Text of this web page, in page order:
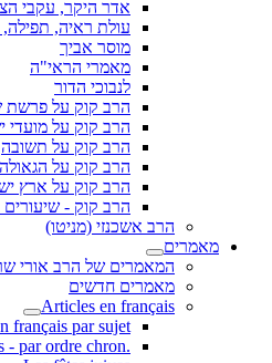
אדר היקר, עקבי
עולת ראיה,
מוסר אביך
מאמרי הראי"ה
לנבוכי הדור
הרב קוק על פרשת
הרב קוק על מועדי
הרב קוק על תשובה
הרב קוק על הגאולה
הרב קוק על ארץ
הרב קוק - שיעורים
הרב אשכנזי (מניטו)
מאמרים
המאמרים של הרב אורי
מאמרים חדשים
Articles en français
français par sujet
.Articles en français - par ordre chron